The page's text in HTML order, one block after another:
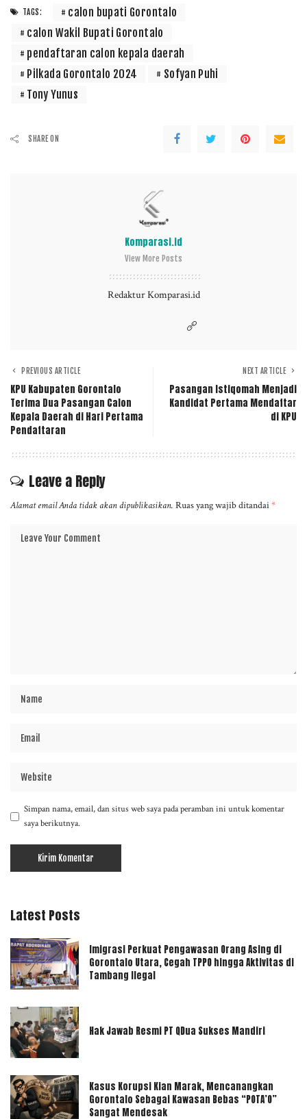
TAGS:
calon bupati Gorontalo
calon Wakil Bupati Gorontalo
pendaftaran calon kepala daerah
Pilkada Gorontalo 2024
Sofyan Puhi
Tony Yunus
SHARE ON
Komparasi.id
View More Posts
Redaktur Komparasi.id
PREVIOUS ARTICLE
KPU Kabupaten Gorontalo
Terima Dua Pasangan Calon
Kepala Daerah di Hari Pertama
Pendaftaran
NEXT ARTICLE
Pasangan Istiqomah Menjadi
Kandidat Pertama Mendaftar
di KPU
Leave a Reply
Alamat email Anda tidak akan dipublikasikan. Ruas yang wajib ditandai*
Simpan nama, email, dan situs web saya pada peramban ini untuk komentar
saya berikutnya.
Latest Posts
Imigrasi Perkuat Pengawasan Orang Asing di
Gorontalo Utara, Cegah TPPO hingga Aktivitas di
Tambang Ilegal
Hak Jawab Resmi PT QDua Sukses Mandiri
Kasus Korupsi Kian Marak, Mencanangkan
Gorontalo Sebagai Kawasan Bebas “POTA’O”
Sangat Mendesak